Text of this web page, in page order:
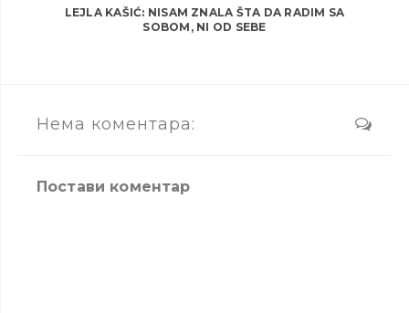
LEJLA KAŠIĆ: NISAM ZNALA ŠTA DA RADIM SA
SOBOM, NI OD SEBE
Нема коментара:
Постави коментар